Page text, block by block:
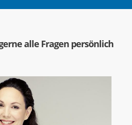
alle Fragen persönlich